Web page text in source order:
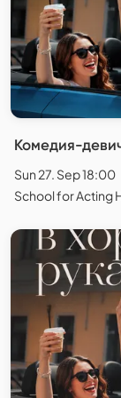
Комедия-
Sun 27. Sep 18:00
School for Acting